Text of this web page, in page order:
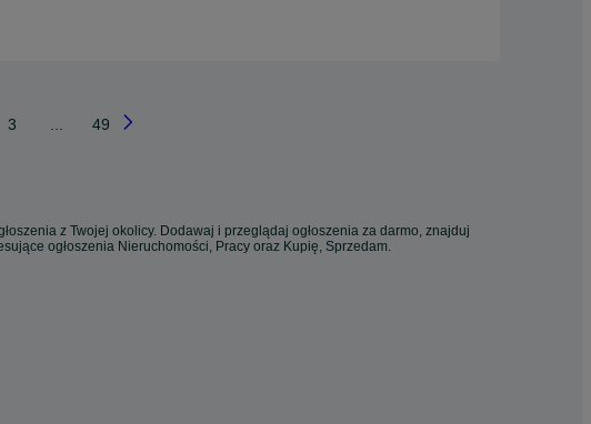
3 49
z Twojej okolicy. Dodawaj i przeglądaj ogłoszenia za darmo, znajduj
ogłoszenia Nieruchomości, Pracy oraz Kupię, Sprzedam.